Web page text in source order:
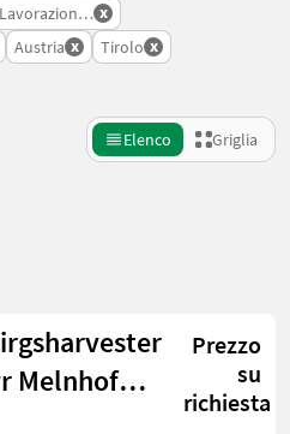
Del Legno
x
Austria x Tirolo x
Elenco Griglia
Filtri
Melnhof
Prezzo
su
richiesta